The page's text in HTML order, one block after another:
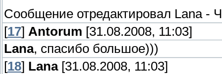
Сообщение отредактировал Lana-
[17] Antorum [31.08.2008, 11:03]
Lana, спасибо большое)))
[18] Lana[31.08.2008, 11:03]